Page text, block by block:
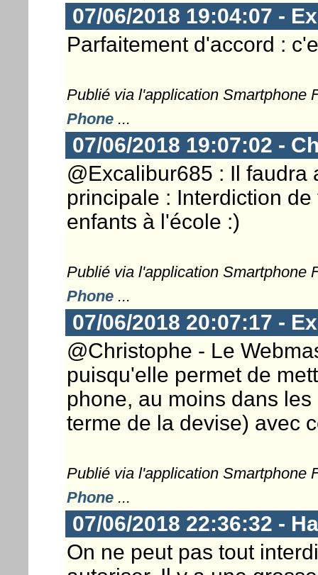
07/06/2018 19:04:07 -
Parfaitement d'accord :
Publié via l'application Smartphone
Phone...
07/06/2018 19:07:02 -
@Excalibur685 : Il
principale : Interdiction
enfants à l'école :)
Publié via l'application Smartphone
Phone...
07/06/2018 20:07:17 -
@Christophe - Le
puisqu'elle permet de
phone, au moins dans
terme de la devise) avec
Publié via l'application Smartphone
Phone...
07/06/2018 22:36:32 -
On ne peut pas tout